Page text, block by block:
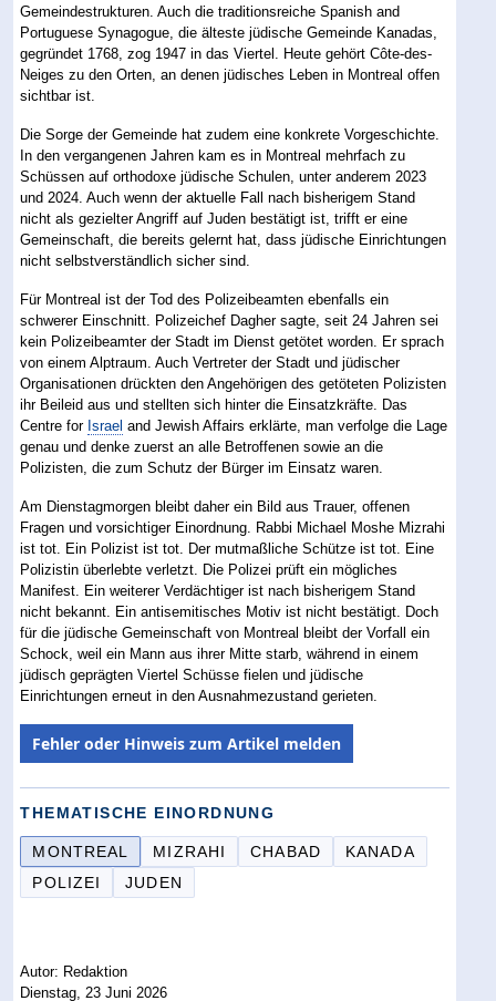
Gemeindestrukturen. Auch die traditionsreiche Spanish and
Portuguese Synagogue, die älteste jüdische Gemeinde Kanadas,
gegründet 1768, zog 1947 in das Viertel. Heute gehört Côte-des-
Neiges zu den Orten, an denen jüdisches Leben in Montreal offen
sichtbar ist.
Die Sorge der Gemeinde hat zudem eine konkrete Vorgeschichte.
In den vergangenen Jahren kam es in Montreal mehrfach zu
Schüssen auf orthodoxe jüdische Schulen, unter anderem 2023
und 2024. Auch wenn der aktuelle Fall nach bisherigem Stand
nicht als gezielter Angriff auf Juden bestätigt ist, trifft er eine
Gemeinschaft, die bereits gelernt hat, dass jüdische Einrichtungen
nicht selbstverständlich sicher sind.
Für Montreal ist der Tod des Polizeibeamten ebenfalls ein
schwerer Einschnitt. Polizeichef Dagher sagte, seit 24 Jahren sei
kein Polizeibeamter der Stadt im Dienst getötet worden. Er sprach
von einem Alptraum. Auch Vertreter der Stadt und jüdischer
Organisationen drückten den Angehörigen des getöteten Polizisten
ihr Beileid aus und stellten sich hinter die Einsatzkräfte. Das
Centre for Israel and Jewish Affairs erklärte, man verfolge die Lage
genau und denke zuerst an alle Betroffenen sowie an die
Polizisten, die zum Schutz der Bürger im Einsatz waren.
Am Dienstagmorgen bleibt daher ein Bild aus Trauer, offenen
Fragen und vorsichtiger Einordnung. Rabbi Michael Moshe Mizrahi
ist tot. Ein Polizist ist tot. Der mutmaßliche Schütze ist tot. Eine
Polizistin überlebte verletzt. Die Polizei prüft ein mögliches
Manifest. Ein weiterer Verdächtiger ist nach bisherigem Stand
nicht bekannt. Ein antisemitisches Motiv ist nicht bestätigt. Doch
für die jüdische Gemeinschaft von Montreal bleibt der Vorfall ein
Schock, weil ein Mann aus ihrer Mitte starb, während in einem
jüdisch geprägten Viertel Schüsse fielen und jüdische
Einrichtungen erneut in den Ausnahmezustand gerieten.
Fehler oder Hinweis zum Artikel melden
THEMATISCHE EINORDNUNG
MONTREAL MIZRAHI CHABAD
KANADA
POLIZEI
JUDEN
Autor: Redaktion
Dienstag, 23 Juni 2026